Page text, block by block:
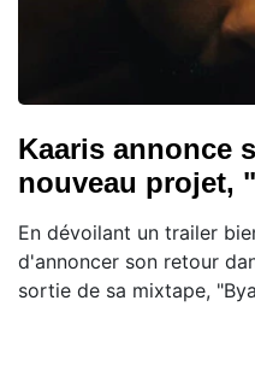
Kaaris annonce
nouveau projet,
En dévoilant un trailer
d'annoncer son retour
sortie de sa mixtape,